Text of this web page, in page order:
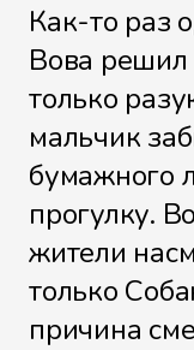
Как-то раз
Вова решил
только
мальчик
бумажного
прогулку.
жители
только
причина